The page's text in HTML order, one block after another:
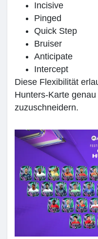
Incisive
Pinged
Quick Step
Bruiser
Anticipate
Intercept
Diese Flexibilität
Hunters-Karte
zuzuschneidern.